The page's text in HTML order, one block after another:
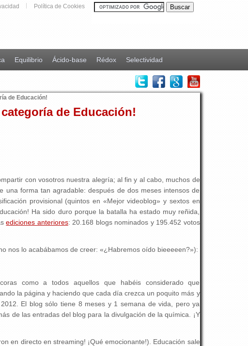
Política de Cookies
Equilibrio Ácido-base Rédox Selectividad
de Educación!
de Educación!
con vosotros nuestra alegría; al fin y al cabo, muchos de
forma tan agradable: después de dos meses intensos de
provisional (quintos en «Mejor videoblog» y sextos en
Ha sido duro porque la batalla ha estado muy reñida,
ediciones anteriores: 20.168 blogs nominados y 195.452 votos
nos lo acabábamos de creer: «¿Habremos oído bieeeeen?»):
como a todos aquellos que habéis considerado que
la página y haciendo que cada día crezca un poquito más y
El blog sólo tiene 8 meses y 1 semana de vida, pero ya
de las entradas del blog para la divulgación de la química. ¡Y
en directo en streaming! ¡Qué emocionante!). Educación sale